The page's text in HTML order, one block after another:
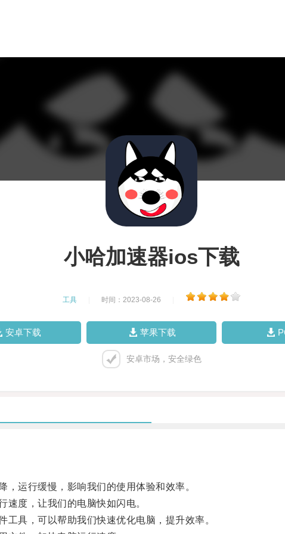
小哈加速器ios下载
工具 时间：2023-08-26
安卓下载 苹果下载
安卓市场，安全绿色
运行缓慢，影响我们的使用体验和效率。
度，让我们的电脑快如闪电。
具，可以帮助我们快速优化电脑，提升效率。